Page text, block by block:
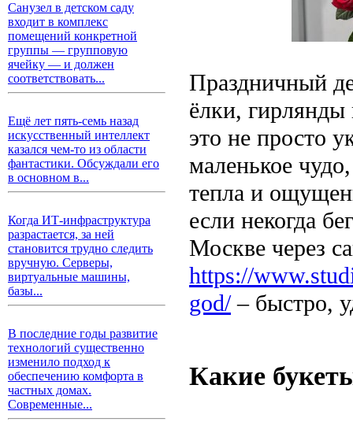
Санузел в детском саду
входит в комплекс
помещений конкретной
группы — групповую
ячейку — и должен
соответствовать...
Ещё лет пять-семь назад
искусственный интеллект
казался чем-то из области
фантастики. Обсуждали его
в основном в...
Когда ИТ-инфраструктура
разрастается, за ней
становится трудно следить
вручную. Серверы,
виртуальные машины,
базы...
В последние годы развитие
технологий существенно
изменило подход к
обеспечению комфорта в
частных домах.
Современные...
Праздничный
ёлки,
это не просто
маленькое
тепла и
если некогда
Москве через
https://
god/– быстро,
Какие